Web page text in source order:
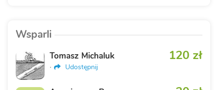
Wsparli
120 zł
Tomasz Michaluk
· Udostępnij